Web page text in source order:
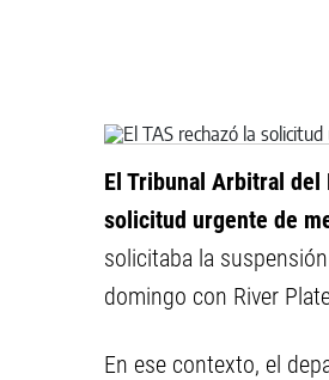
El Tribunal Arbitral del
solicitud urgente de
solicitaba la
domingo con River
En ese contexto, el